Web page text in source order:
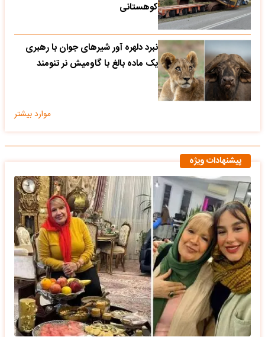
کوهستانی
نبرد دلهره آور شیرهای جوان با رهبری
یک ماده بالغ با گاومیش نر تنومند
موارد بیشتر
پیشنهادات ویژه